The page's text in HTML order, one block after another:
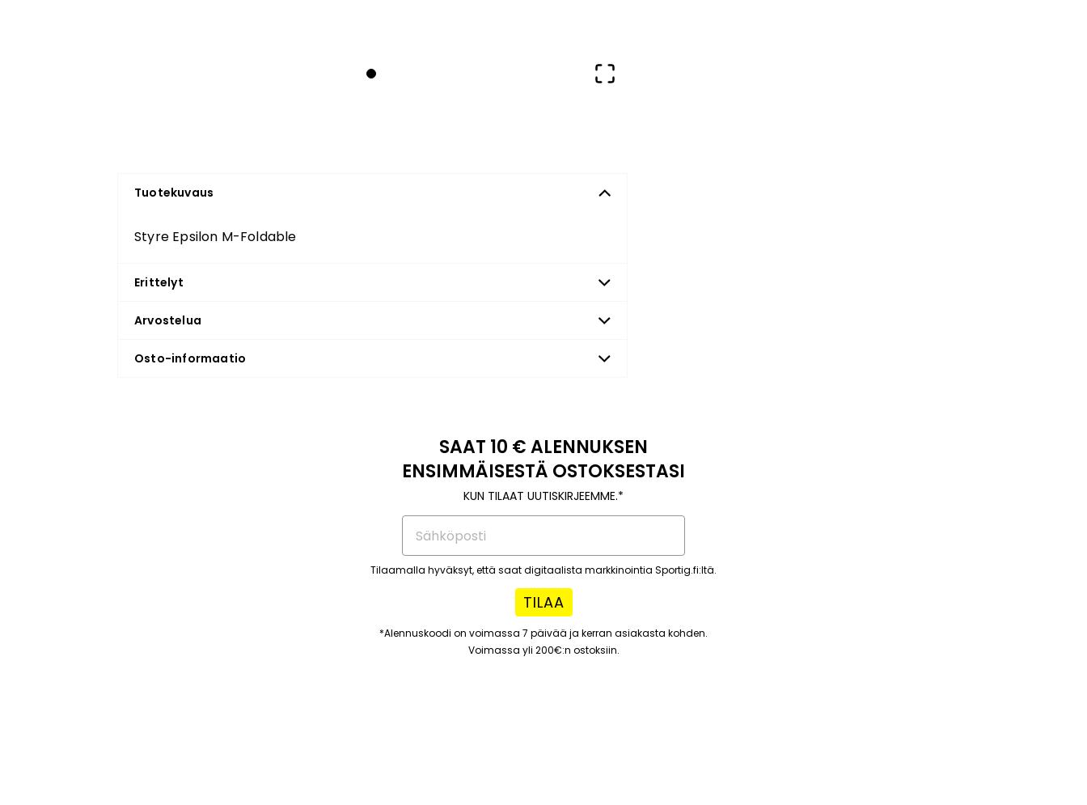
Tuotekuvaus
Styre Epsilon M-Foldable
Erittelyt
Arvostelua
Osto-informaatio
SAAT 10 € ALENNUKSEN
ENSIMMÄISESTÄ OSTOKSESTASI
KUN TILAAT UUTISKIRJEEMME.*
Tilaamalla hyväksyt, että saat digitaalista markkinointia Sportig.fi:ltä.
TILAA
*Alennuskoodi on voimassa 7 päivää ja kerran asiakasta kohden.
Voimassa yli 200€:n ostoksiin.